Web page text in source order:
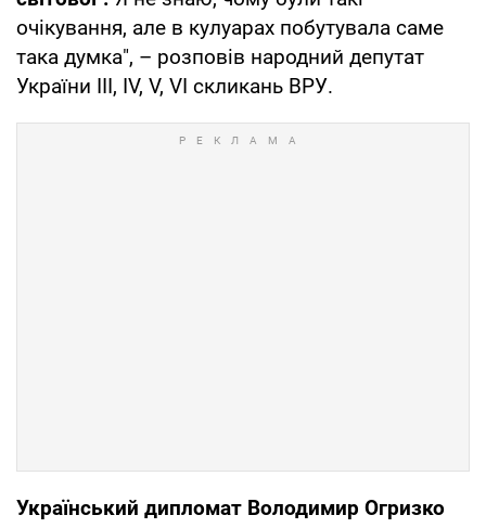
очікування, але в кулуарах побутувала саме
така думка", – розповів народний депутат
України III, IV, V, VI скликань ВРУ.
Український дипломат Володимир Огризко